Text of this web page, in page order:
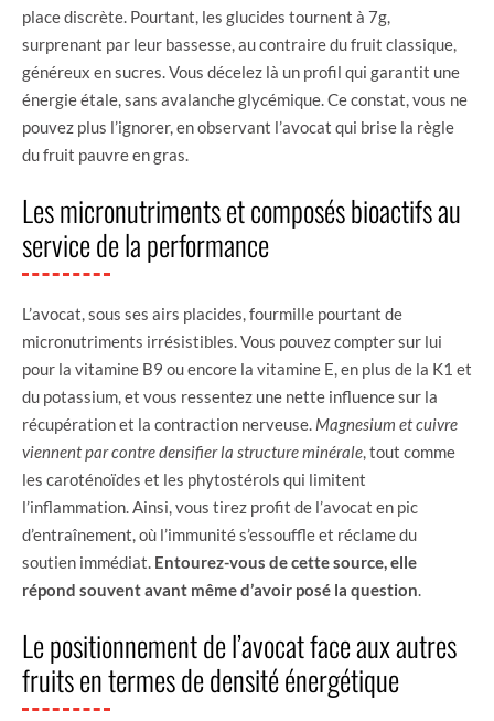
place discrète. Pourtant, les glucides tournent à 7g,
surprenant par leur bassesse, au contraire du fruit classique,
généreux en sucres. Vous décelez là un profil qui garantit une
énergie étale, sans avalanche glycémique. Ce constat, vous ne
pouvez plus l’ignorer, en observant l’avocat qui brise la règle
du fruit pauvre en gras.
Les micronutriments et composés bioactifs au
service de la performance
L’avocat, sous ses airs placides, fourmille pourtant de
micronutriments irrésistibles. Vous pouvez compter sur lui
pour la vitamine B9 ou encore la vitamine E, en plus de la K1 et
du potassium, et vous ressentez une nette influence sur la
récupération et la contraction nerveuse. Magnesium et cuivre
viennent par contre densifier la structure minérale , tout comme
les caroténoïdes et les phytostérols qui limitent
l’inflammation. Ainsi, vous tirez profit de l’avocat en pic
d’entraînement, où l’immunité s’essouffle et réclame du
soutien immédiat. Entourez-vous de cette source, elle
répond souvent avant même d’avoir posé la question
Le positionnement de l’avocat face aux autres
fruits en termes de densité énergétique